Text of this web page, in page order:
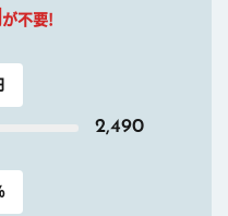
が不要!
2,490